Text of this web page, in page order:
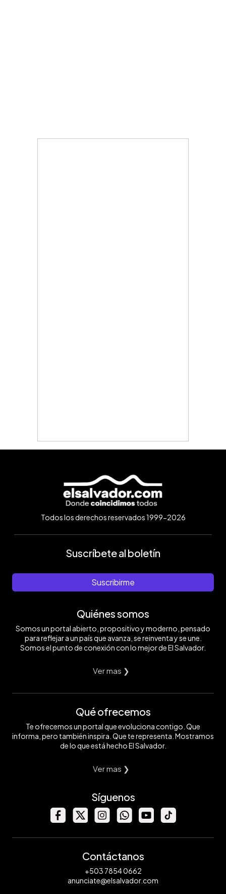
Todos los derechos reservados 1999-2026
Suscríbete al boletín
Suscribirme
Quiénes somos
Somos un portal abierto, propositivo y moderno, pensado
para reflejar a un país que avanza, se reinventa y se une.
Somos el punto de conexión con lo mejor de El Salvador.
Ver mas ❯
Qué ofrecemos
Te ofrecemos un portal que evoluciona contigo. Que
informa, pero también inspira. Que te representa. Mostramos
de lo que está hecho El Salvador.
Ver mas ❯
Síguenos
Contáctanos
+503 7854 0662
anunciate@elsalvador.com